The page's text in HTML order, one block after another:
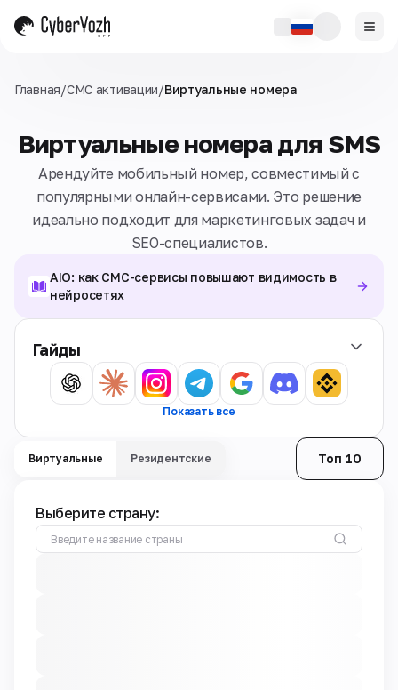
Главная/СМС активации/Виртуальные номера
Виртуальные номера для SMS
Арендуйте мобильный номер, совместимый с
популярными онлайн-сервисами. Это решение
идеально подходит для маркетинговых задач и
SEO-специалистов.
AIO: как СМС-сервисы повышают видимость в
нейросетях
Гайды
Показать все
Виртуальные Резидентские Топ 10
Выберите страну: